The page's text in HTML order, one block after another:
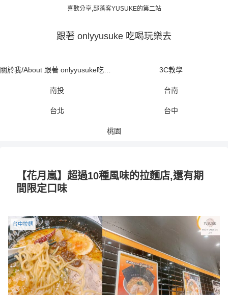
喜歡分享,部落客YUSUKE的第二站
跟著 onlyyusuke 吃喝玩樂去
關於我/About 跟著 onlyyusuke吃喝玩樂去 3C教學
南投 台南
台北 台中
桃園
【花月嵐】超過10種風味的拉麵店,還有期
間限定口味
台中拉麵